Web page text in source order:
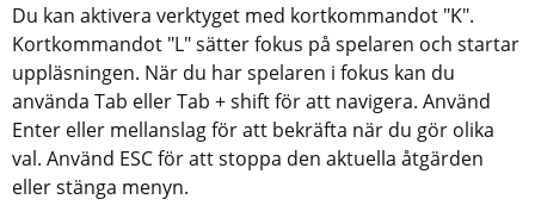
Du kan aktivera verktyget med kortkommandot "K".
Kortkommandot "L" sätter fokus på spelaren och startar
uppläsningen. När du har spelaren i fokus kan du
använda Tab eller Tab + shift för att navigera. Använd
Enter eller mellanslag för att bekräfta när du gör olika
val. Använd ESC för att stoppa den aktuella åtgärden
eller stänga menyn.